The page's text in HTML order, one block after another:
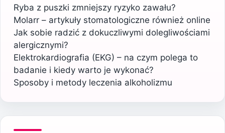
Ryba z puszki zmniejszy ryzyko zawału?
Molarr – artykuły stomatologiczne również online
Jak sobie radzić z dokuczliwymi dolegliwościami
alergicznymi?
Elektrokardiografia (EKG) – na czym polega to
badanie i kiedy warto je wykonać?
Sposoby i metody leczenia alkoholizmu